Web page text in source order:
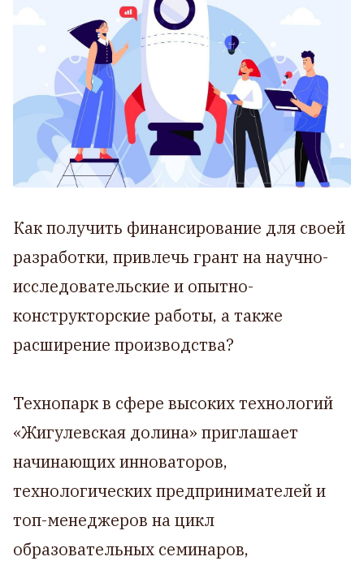
Как получить финансирование для своей
разработки, привлечь грант на научно-
исследовательские и опытно-
конструкторские работы, а также
расширение производства?
Технопарк в сфере высоких технологий
«Жигулевская долина» приглашает
начинающих инноваторов,
технологических предпринимателей и
топ-менеджеров на цикл
образовательных семинаров,